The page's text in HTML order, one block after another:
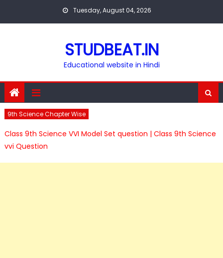
Tuesday, August 04, 2026
STUDBEAT.IN
Educational website in Hindi
9th Science Chapter Wise
Class 9th Science VVI Model Set question | Class 9th Science
vvi Question